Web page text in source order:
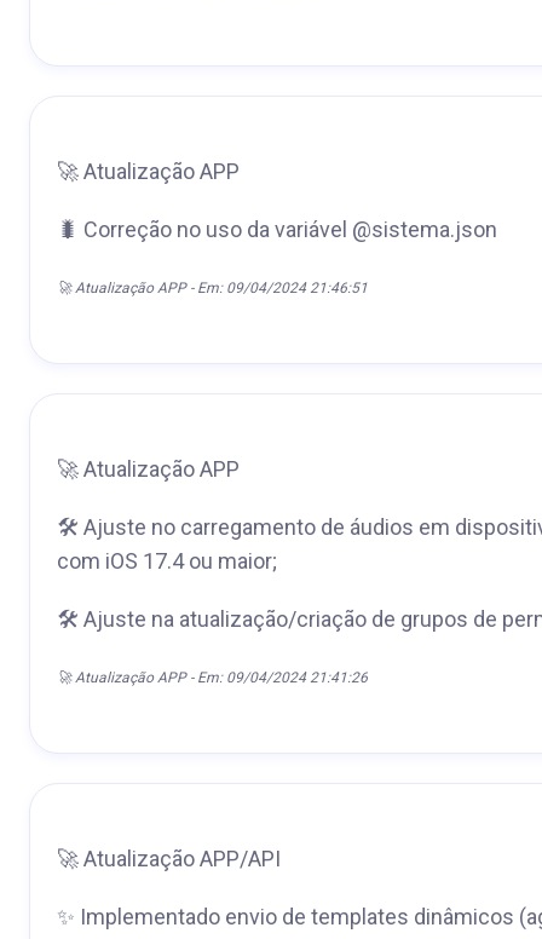
🚀 Atualização APP
🐛 Correção no uso da variável @sistema.json
🚀 Atualização APP - Em: 09/04/2024 21:46:51
🚀 Atualização APP
🛠 Ajuste no carregamento de áudios em
com iOS 17.4 ou maior;
🛠 Ajuste na atualização/criação de grupos de
🚀 Atualização APP - Em: 09/04/2024 21:41:26
🚀 Atualização APP/API
✨ Implementado envio de templates dinâmicos